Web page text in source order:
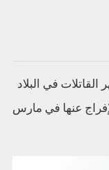
في البلاد
عنها في مارس